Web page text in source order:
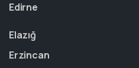
Edirne
Elazığ
Erzincan